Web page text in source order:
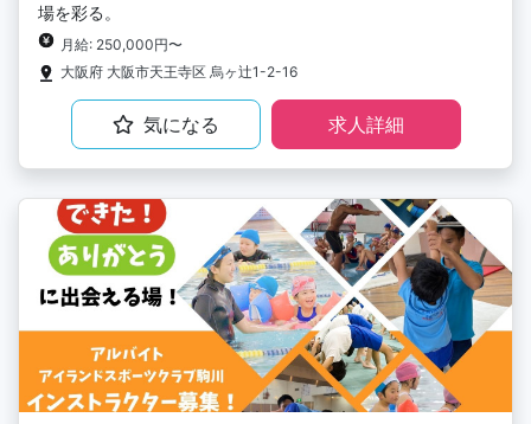
場を彩る。
月給: 250,000円〜
大阪府 大阪市天王寺区 烏ヶ辻1-2-16
気になる 求人詳細